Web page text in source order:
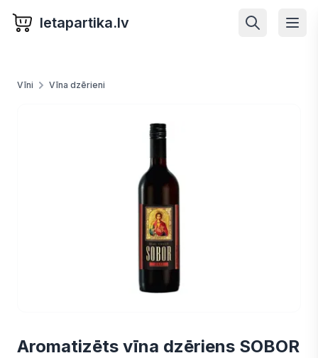
letapartika.lv
Vīni Vīna dzērieni
Aromatizēts vīna dzēriens SOBOR